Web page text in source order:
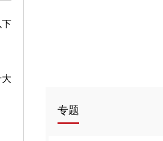
下
专题